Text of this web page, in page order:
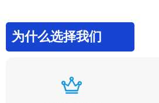
为什么选择我们